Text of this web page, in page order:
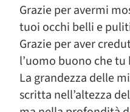
Grazie per avermi
tuoi occhi belli e
Grazie per aver
l’uomo buono che tu
La grandezza delle
scritta nell’altezza